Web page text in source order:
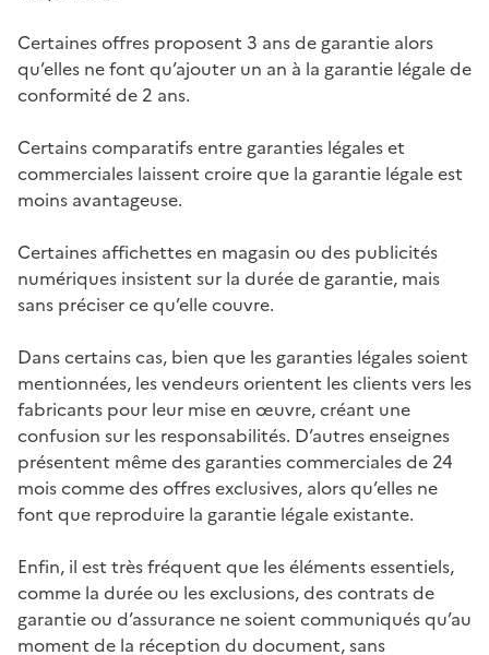
Certaines offres proposent 3 ans de garantie alors
qu’elles ne font qu’ajouter un an à la garantie légale de
conformité de 2 ans.
Certains comparatifs entre garanties légales et
commerciales laissent croire que la garantie légale est
moins avantageuse.
Certaines affichettes en magasin ou des publicités
numériques insistent sur la durée de garantie, mais
sans préciser ce qu’elle couvre.
Dans certains cas, bien que les garanties légales soient
mentionnées, les vendeurs orientent les clients vers les
fabricants pour leur mise en œuvre, créant une
confusion sur les responsabilités. D’autres enseignes
présentent même des garanties commerciales de 24
mois comme des offres exclusives, alors qu’elles ne
font que reproduire la garantie légale existante.
Enfin, il est très fréquent que les éléments essentiels,
comme la durée ou les exclusions, des contrats de
garantie ou d’assurance ne soient communiqués qu’au
moment de la réception du document, sans